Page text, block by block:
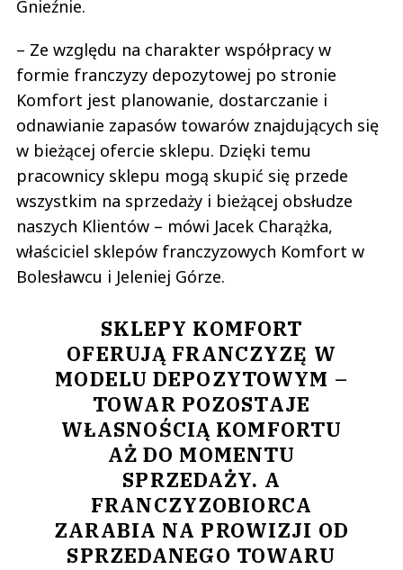
Gnieźnie.
– Ze względu na charakter współpracy w
formie franczyzy depozytowej po stronie
Komfort jest planowanie, dostarczanie i
odnawianie zapasów towarów znajdujących się
w bieżącej ofercie sklepu. Dzięki temu
pracownicy sklepu mogą skupić się przede
wszystkim na sprzedaży i bieżącej obsłudze
naszych Klientów – mówi Jacek Charążka,
właściciel sklepów franczyzowych Komfort w
Bolesławcu i Jeleniej Górze.
SKLEPY KOMFORT
OFERUJĄ FRANCZYZĘ W
MODELU DEPOZYTOWYM –
TOWAR POZOSTAJE
WŁASNOŚCIĄ KOMFORTU
AŻ DO MOMENTU
SPRZEDAŻY. A
FRANCZYZOBIORCA
ZARABIA NA PROWIZJI OD
SPRZEDANEGO TOWARU